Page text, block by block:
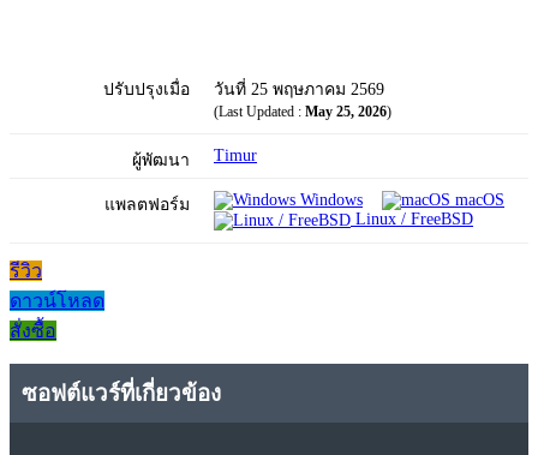
ปรับปรุงเมื่อ วันที่ 25 พฤษภาคม 2569
(Last Updated : May 25, 2026)
ผู้พัฒนา Timur
แพลตฟอร์ม Windows
macOS
Linux / FreeBSD
รีวิว
ดาวน์โหลด
สั่งซื้อ
ซอฟต์แวร์ที่เกี่ยวข้อง